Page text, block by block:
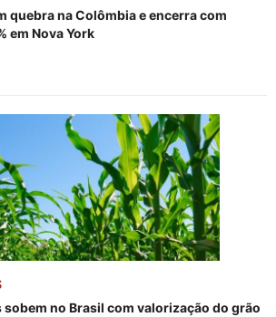
quebra na Colômbia e encerra com
em Nova York
no Brasil com valorização do grão